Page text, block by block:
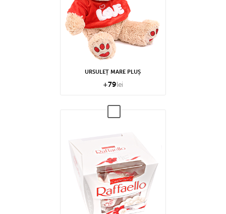
URSULEȚ MARE PLUȘ
+79lei